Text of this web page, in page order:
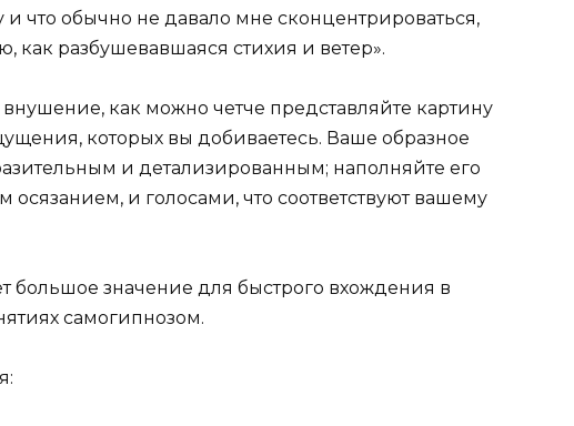
и что обычно не давало мне сконцентрироваться,
как разбушевавшаяся стихия и ветер».
как можно четче представляйте картину
которых вы добиваетесь. Ваше образное
и детализированным; наполняйте его
осязанием, и голосами, что соответствуют вашему
большое значение для быстрого вхождения в
самогипнозом.